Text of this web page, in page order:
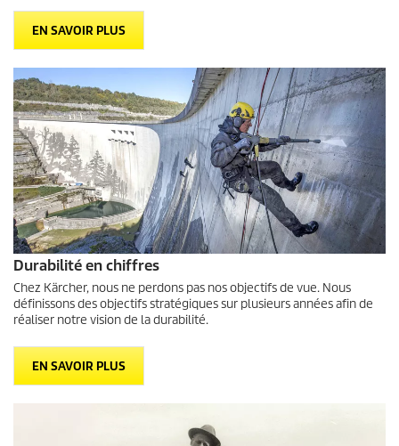
EN SAVOIR PLUS
Durabilité en chiffres
Chez Kärcher, nous ne perdons pas nos objectifs de vue. Nous
définissons des objectifs stratégiques sur plusieurs années afin de
réaliser notre vision de la durabilité.
EN SAVOIR PLUS